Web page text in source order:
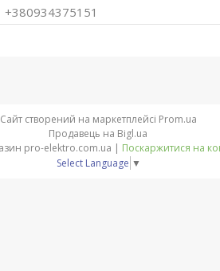
+380934375151
Сайт створений на маркетплейсі Prom.ua
Продавець на Bigl.ua
Компанія "ПРО-ЄЛЕКТРО" Інтернет-магазин pro-elektro.com.ua | Поскаржитися на
Select Language ▼